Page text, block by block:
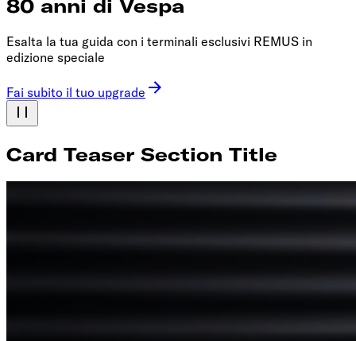
80 anni di Vespa
Esalta la tua guida con i terminali esclusivi REMUS in
edizione speciale
Fai subito il tuo upgrade
Card Teaser Section Title